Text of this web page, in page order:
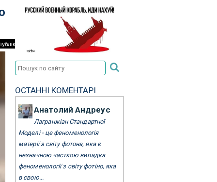
ОСТАННІ КОМЕНТАРІ
Анатолий Андреус
Лагранжіан Стандартної
Моделі - це феноменологія
матерії з світу фотона, яка є
незначною часткою випадка
феноменології з світу фотіно, яка
в свою...